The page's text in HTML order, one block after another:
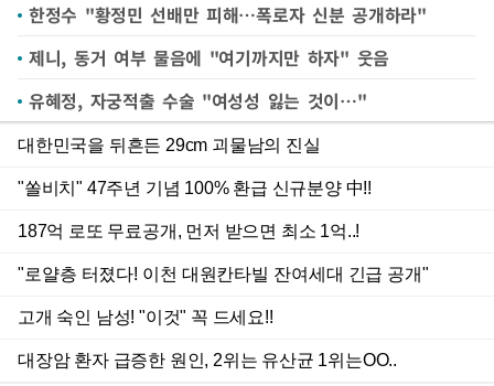
한정수 "황정민 선배만 피해…폭로자 신분 공개하라"
제니, 동거 여부 물음에 "여기까지만 하자" 웃음
유혜정, 자궁적출 수술 "여성성 잃는 것이…"